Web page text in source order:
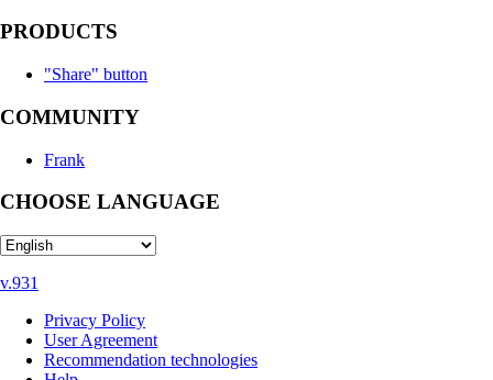
PRODUCTS
"Share" button
COMMUNITY
Frank
CHOOSE LANGUAGE
v.931
Privacy Policy
User Agreement
Recommendation technologies